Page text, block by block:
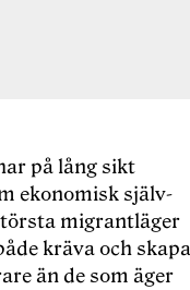
på lång sikt
ekonomisk själv-
migrantläger
kräva och skapa
än de som äger